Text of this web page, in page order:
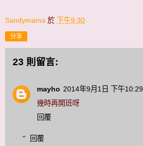
Sandymama 於 下午9:30
分享
23 則留言:
mayho 2014年9月1日 下午10:29
幾時再開班呀
回覆
回覆